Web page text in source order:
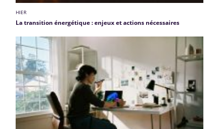
HIER
La transition énergétique : enjeux et actions nécessaires